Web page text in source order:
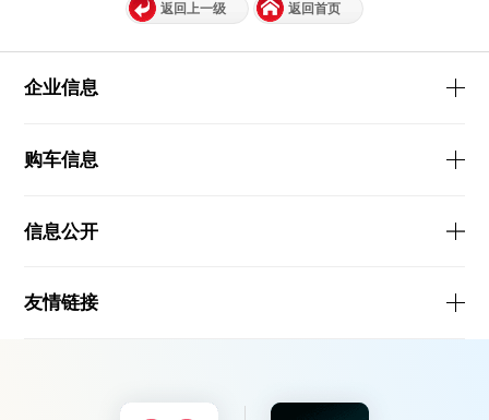
返回上一级 返回首页
企业信息
购车信息
信息公开
友情链接